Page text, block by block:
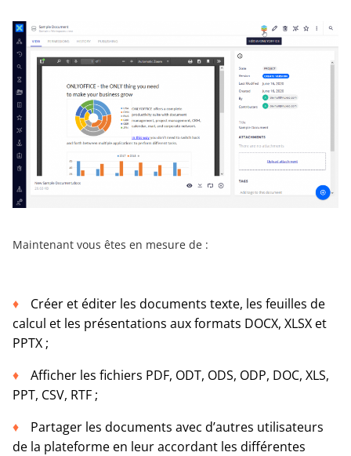
Maintenant vous êtes en mesure de :
Créer et éditer les documents texte, les feuilles de
calcul et les présentations aux formats DOCX, XLSX et
PPTX ;
Afficher les fichiers PDF, ODT, ODS, ODP, DOC, XLS,
PPT, CSV, RTF ;
Partager les documents avec d’autres utilisateurs
de la plateforme en leur accordant les différentes